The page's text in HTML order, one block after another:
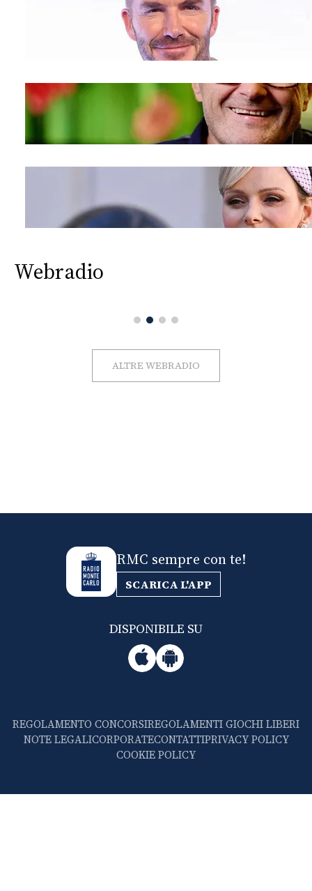
Webradio
ALTRE WEBRADIO
RMC sempre con te!
SCARICA L'APP
DISPONIBILE SU
REGOLAMENTO CONCORSIREGOLAMENTI GIOCHI LIBERI
NOTE LEGALICORPORATECONTATTIPRIVACY POLICY
COOKIE POLICY